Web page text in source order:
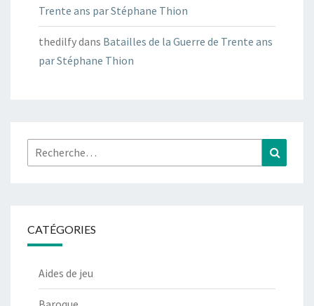
Trente ans par Stéphane Thion
thedilfydans Batailles de la Guerre de Trente ans
par Stéphane Thion
Rechercher :
CATÉGORIES
Aides de jeu